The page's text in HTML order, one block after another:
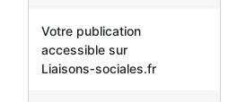
Votre publication
accessible sur
Liaisons‑sociales.fr